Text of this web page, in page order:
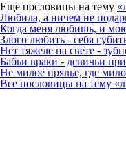
Еще пословицы на тему
Любила, а ничем не
Когда меня любишь, и
Злого любить - себя
Нет тяжеле на свете -
Бабьи враки - девичьи
Не милое прялье, где
Все пословицы на тему